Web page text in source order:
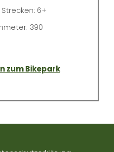
6+
390
zum Bikepark